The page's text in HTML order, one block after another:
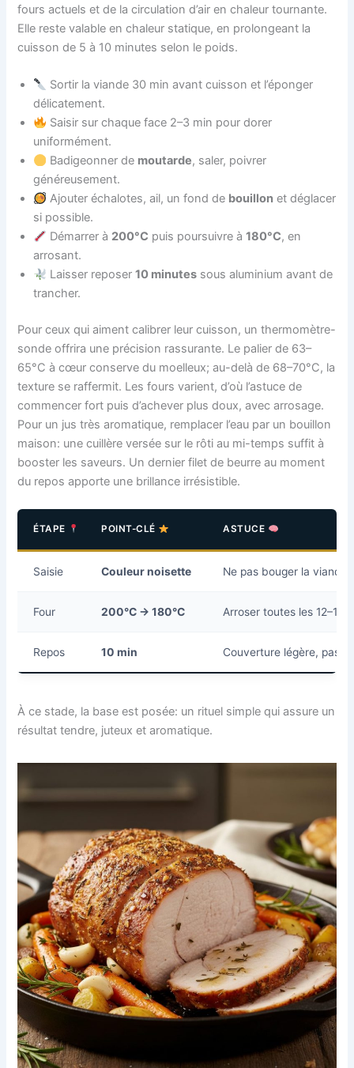
fours actuels et de la circulation d’air en chaleur tournante.
Elle reste valable en chaleur statique, en prolongeant la
cuisson de 5 à 10 minutes selon le poids.
Sortir la viande 30 min avant cuisson et l’éponger
délicatement.
Saisir sur chaque face 2–3 min pour dorer
uniformément.
Badigeonner de moutarde, saler, poivrer
généreusement.
Ajouter échalotes, ail, un fond de bouillon et déglacer
si possible.
Démarrer à 200°C puis poursuivre à180°C, en
arrosant.
Laisser reposer10 minutes sous aluminium avant de
trancher.
Pour ceux qui aiment calibrer leur cuisson, un thermomètre-
sonde offrira une précision rassurante. Le palier de 63–
65°C à cœur conserve du moelleux; au-delà de 68–70°C, la
texture se raffermit. Les fours varient, d’où l’astuce de
commencer fort puis d’achever plus doux, avec arrosage.
Pour un jus très aromatique, remplacer l’eau par un bouillon
maison: une cuillère versée sur le rôti au mi-temps suffit à
booster les saveurs. Un dernier filet de beurre au moment
du repos apporte une brillance irrésistible.
ÉTAPE POINT-CLÉ ASTUCE
Saisie Couleur noisette Ne pas bouger la
Four 200°C → 180°C Arroser toutes les 12–15
Repos 10 min Couverture légère, pas
À ce stade, la base est posée: un rituel simple qui assure un
résultat tendre, juteux et aromatique.